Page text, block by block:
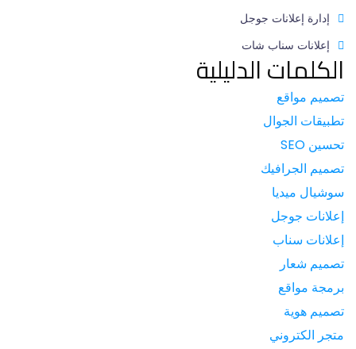
إدارة إعلانات جوجل
إعلانات سناب شات
الكلمات الدليلية
تصميم مواقع
تطبيقات الجوال
تحسين SEO
تصميم الجرافيك
سوشيال ميديا
إعلانات جوجل
إعلانات سناب
تصميم شعار
برمجة مواقع
تصميم هوية
متجر الكتروني